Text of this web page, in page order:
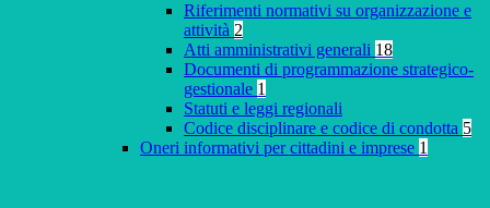
Riferimenti normativi su organizzazione e
attività 2
Atti amministrativi generali 18
Documenti di programmazione strategico-
gestionale 1
Statuti e leggi regionali
Codice disciplinare e codice di condotta 5
Oneri informativi per cittadini e imprese 1